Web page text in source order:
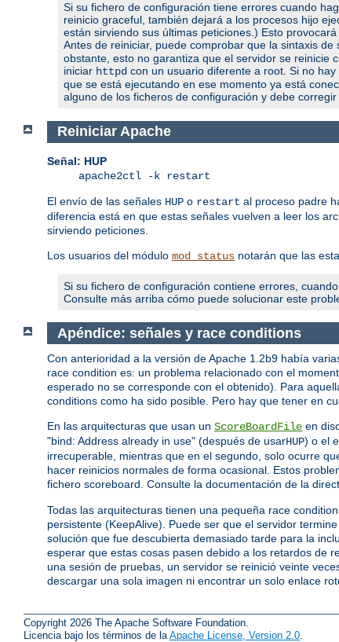
Si su fichero de configuración tiene errores cuando
reinicio graceful, también dejará a los procesos hijo
están sirviendo sus últimas peticiones.) Esto
Antes de reiniciar, puede comprobar que la sintaxis
obstante, esto no garantiza que el servidor se reinicie
iniciar httpd con un usuario diferente a root. Si no
que se está ejecutando en ese momento ya está
alguno de los ficheros de configuración y debe
Reiniciar Apache
Señal: HUP
apache2ctl -k restart
El envío de las señales HUP o restart al proceso padre
diferencia está en que estas señales vuelven a leer los
sirviendo peticiones.
Los usuarios del módulo mod_status notarán que las
Si su fichero de configuración contiene errores,
Consulte más arriba cómo puede solucionar este
Apéndice: señales y race conditions
Con anterioridad a la versión de Apache 1.2b9 había
race condition es: un problema relacionado con el
esperado no se corresponde con el obtenido). Para
conditions como ha sido posible. Pero hay que tener en
En las arquitecturas que usan un ScoreBoardFile en
"bind: Address already in use" (después de usarHUP) o el
irrecuperable, mientras que en el segundo, solo ocurre
hacer reinicios normales de forma ocasional. Estos
fichero scoreboard. Consulte la documentación de la
Todas las arquitecturas tienen una pequeña race
persistente (KeepAlive). Puede ser que el servidor
solución que fue descubierta demasiado tarde para la
esperar que estas cosas pasen debido a los retardos de
una sesión de pruebas, un servidor se reinició veinte
descargar una sola imagen ni encontrar un solo enlace
Copyright 2026 The Apache Software Foundation.
Licencia bajo los términos de la Apache License, Version 2.0